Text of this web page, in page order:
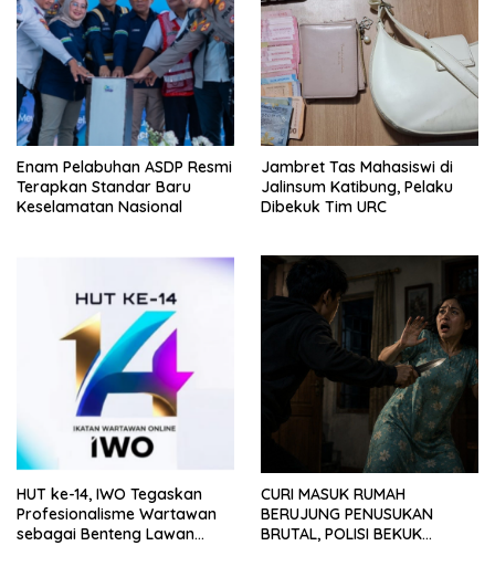
Enam Pelabuhan ASDP Resmi
Terapkan Standar Baru
Keselamatan Nasional
Jambret Tas Mahasiswi di
Jalinsum Katibung, Pelaku
Dibekuk Tim URC
HUT ke-14, IWO Tegaskan
Profesionalisme Wartawan
sebagai Benteng Lawan
CURI MASUK RUMAH
BERUJUNG PENUSUKAN
BRUTAL, POLISI BEKUK